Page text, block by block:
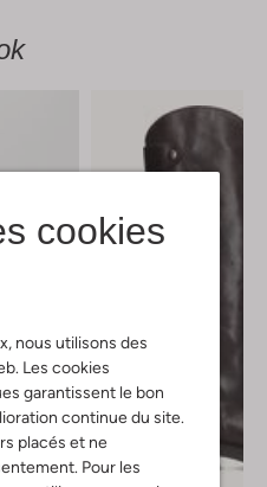
cookies
nous utilisons des
Les cookies
garantissent le bon
continue du site.
placés et ne
Pour les